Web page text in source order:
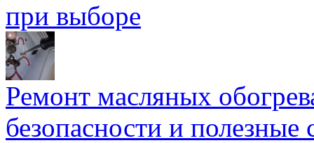
при выборе
Ремонт масляных
безопасности и полезные